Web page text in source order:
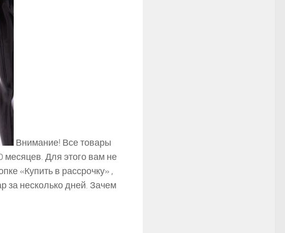
Внимание! Все товары
месяцев. Для этого вам не
«Купить в рассрочку» ,
за несколько дней. Зачем